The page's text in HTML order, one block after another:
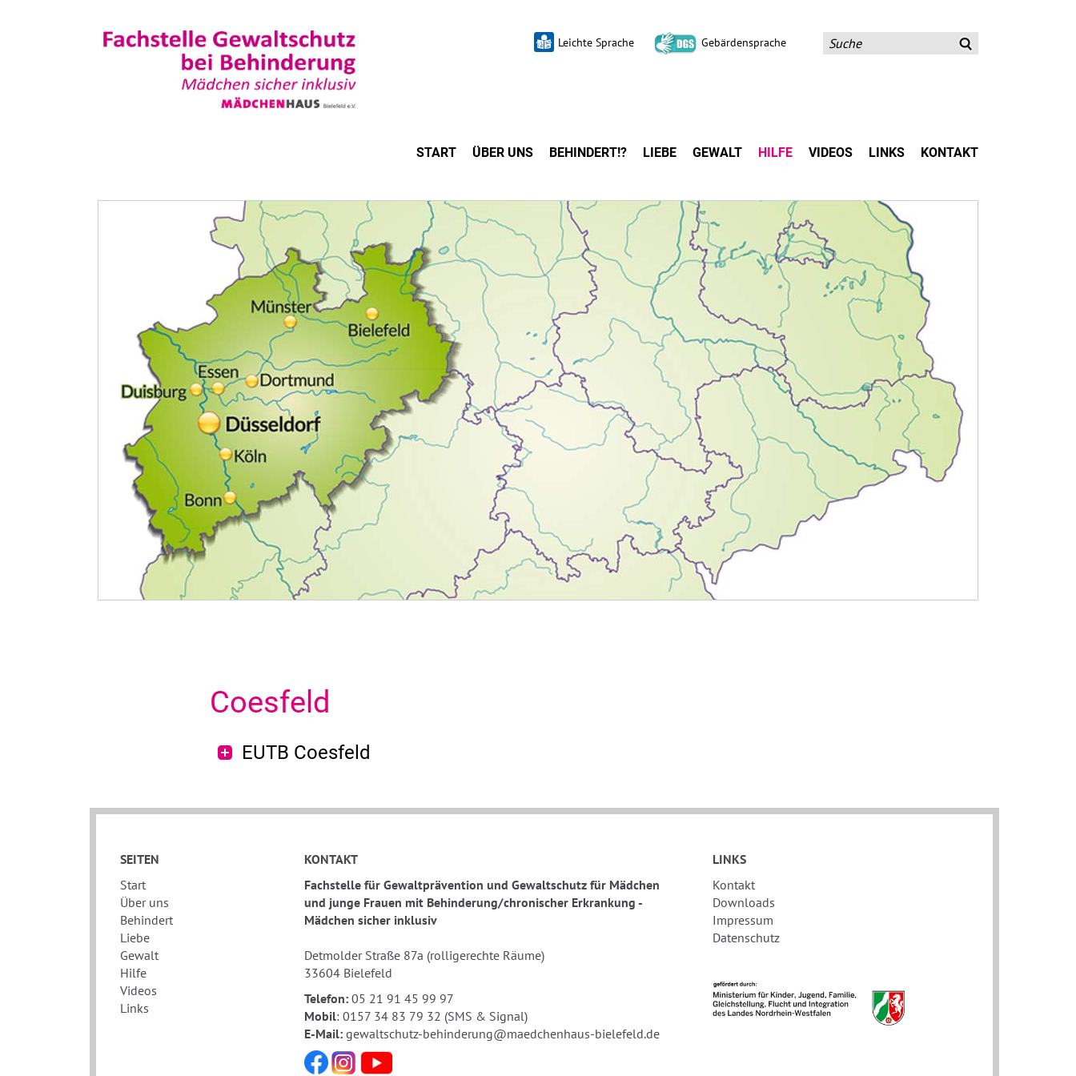
Leichte Sprache Gebärdensprache
START ÜBER UNS BEHINDERT!? LIEBE GEWALT HILFE VIDEOS LINKS KONTAKT
Coesfeld
EUTB Coesfeld
SEITEN
Start
Über uns
Behindert
Liebe
Gewalt
Hilfe
Videos
Links
KONTAKT
Fachstelle für Gewaltprävention und Gewaltschutz für Mädchen
und junge Frauen mit Behinderung/chronischer Erkrankung -
Mädchen sicher inklusiv
Detmolder Straße 87a (rolligerechte Räume)
33604 Bielefeld
Telefon: 05 21 91 45 99 97
Mobil: 0157 34 83 79 32 (SMS & Signal)
E-Mail: gewaltschutz-behinderung@maedchenhaus-bielefeld.de
LINKS
Kontakt
Downloads
Impressum
Datenschutz